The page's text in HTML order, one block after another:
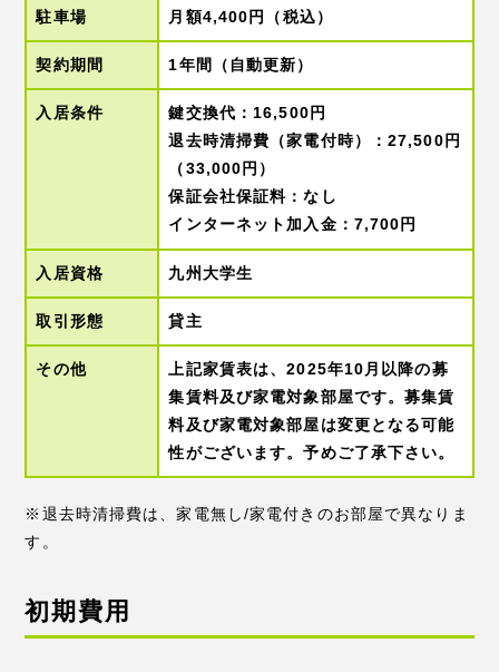
駐車場 月額4,400円（税込）
契約期間 1年間（自動更新）
入居条件
鍵交換代：16,500円
退去時清掃費（家電付時）：27,500円
（33,000円）
保証会社保証料：なし
インターネット加入金：7,700円
入居資格 九州大学生
取引形態 貸主
その他
上記家賃表は、2025年10月以降の募
集賃料及び家電対象部屋です。募集賃
料及び家電対象部屋は変更となる可能
性がございます。予めご了承下さい。
※退去時清掃費は、家電無し/家電付きのお部屋で異なりま
す。
初期費用